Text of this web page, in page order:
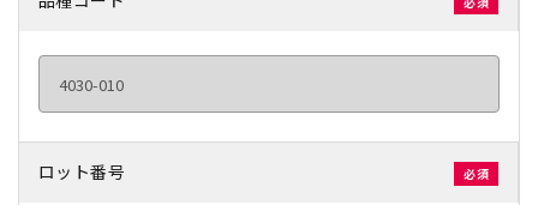
ロット番号